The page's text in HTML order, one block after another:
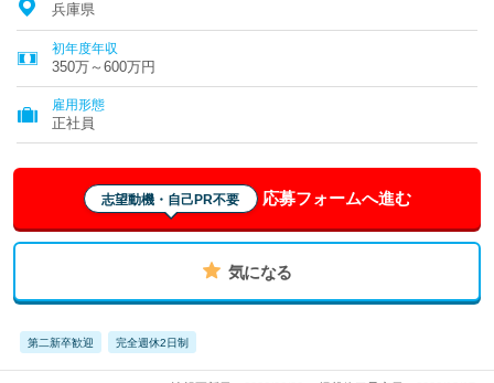
兵庫県
初年度年収
350万～600万円
雇用形態
正社員
志望動機・自己PR不要 応募フォームへ進む
気になる
第二新卒歓迎 完全週休2日制